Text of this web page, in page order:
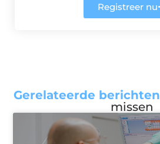
Registreer nu
Gerelateerde berichten
missen